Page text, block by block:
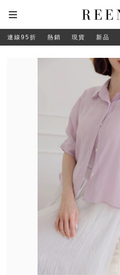
連線95折 熱銷 現貨 新品